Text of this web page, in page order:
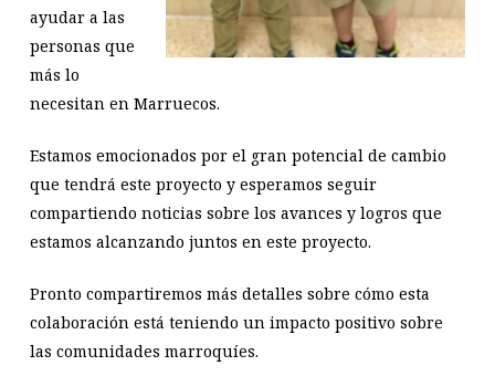
ayudar a las
personas que
más lo
necesitan en Marruecos.
Estamos emocionados por el gran potencial de cambio
que tendrá este proyecto y esperamos seguir
compartiendo noticias sobre los avances y logros que
estamos alcanzando juntos en este proyecto.
Pronto compartiremos más detalles sobre cómo esta
colaboración está teniendo un impacto positivo sobre
las comunidades marroquíes.